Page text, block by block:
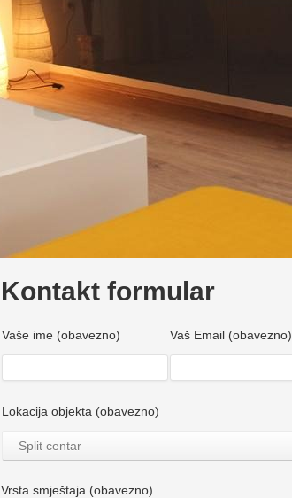
Kontakt formular
Vaše ime (obavezno) Vaš Email (obavezno)
Lokacija objekta (obavezno)
Split centar
Vrsta smještaja (obavezno)